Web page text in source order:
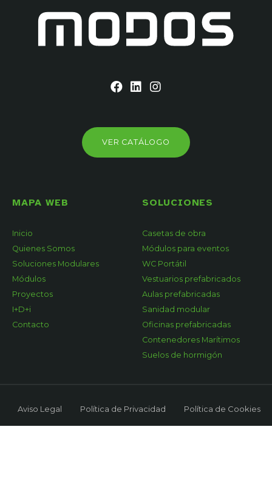
VER CATÁLOGO
MAPA WEB
Inicio
Quienes Somos
Soluciones Modulares
Módulos
Proyectos
I+D+i
Contacto
SOLUCIONES
Casetas de obra
Módulos para eventos
WC Portátil
Vestuarios prefabricados
Aulas prefabricadas
Sanidad modular
Oficinas prefabricadas
Contenedores Marítimos
Suelos de hormigón
Aviso Legal Política de Privacidad Política de Cookies